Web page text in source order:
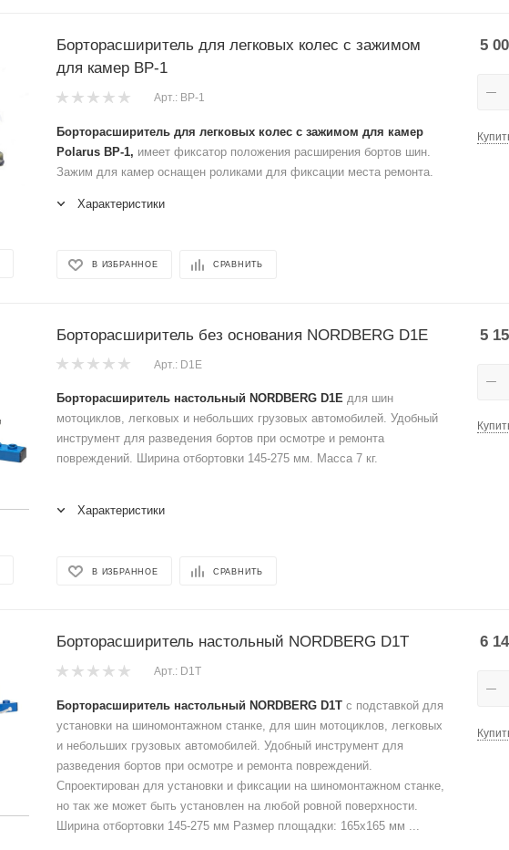
Борторасширитель для легковых колес с зажимом
для камер ВР-1
Арт.: ВР-1
Борторасширитель для легковых колес с зажимом для камер
Polarus ВР-1, имеет фиксатор положения расширения бортов шин.
Зажим для камер оснащен роликами для фиксации места ремонта.
Характеристики
В ИЗБРАННОЕ СРАВНИТЬ
5
Борторасширитель без основания NORDBERG D1E
Арт.: D1E
Борторасширитель настольный NORDBERG D1E для шин
мотоциклов, легковых и небольших грузовых автомобилей. Удобный
инструмент для разведения бортов при осмотре и ремонта
повреждений. Ширина отбортовки 145-275 мм. Масса 7 кг.
Характеристики
В ИЗБРАННОЕ СРАВНИТЬ
5
Борторасширитель настольный NORDBERG D1T
Арт.: D1T
Борторасширитель настольный NORDBERG D1T с подставкой для
установки на шиномонтажном станке, для шин мотоциклов, легковых
и небольших грузовых автомобилей. Удобный инструмент для
разведения бортов при осмотре и ремонта повреждений.
Спроектирован для установки и фиксации на шиномонтажном станке,
но так же может быть установлен на любой ровной поверхности.
Ширина отбортовки 145-275 мм Размер площадки: 165х165 мм ...
6